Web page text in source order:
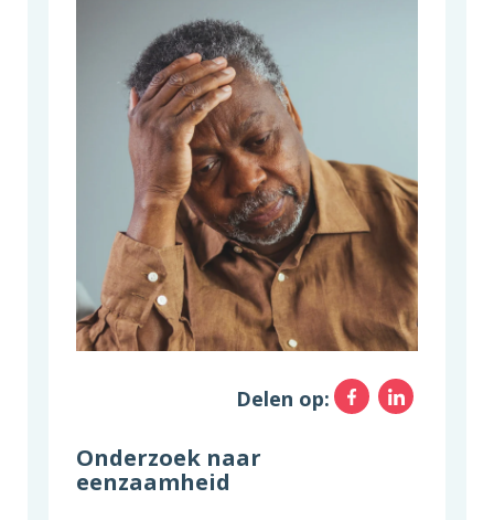
Delen op:
Onderzoek naar
eenzaamheid